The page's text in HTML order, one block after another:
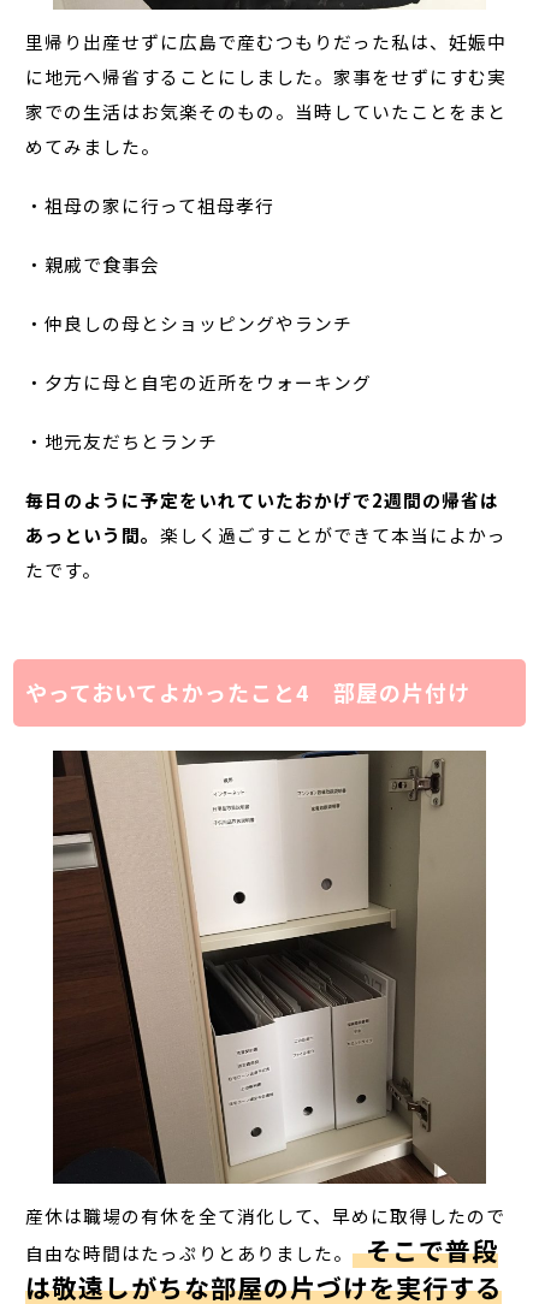
里帰り出産せずに広島で産むつもりだった私は、妊娠中
に地元へ帰省することにしました。家事をせずにすむ実
家での生活はお気楽そのもの。当時していたことをまと
めてみました。
・祖母の家に行って祖母孝行
・親戚で食事会
・仲良しの母とショッピングやランチ
・夕方に母と自宅の近所をウォーキング
・地元友だちとランチ
毎日のように予定をいれていたおかげで2週間の帰省は
あっという間。楽しく過ごすことができて本当によかっ
たです。
やっておいてよかったこと4 部屋の片付け
産休は職場の有休を全て消化して、早めに取得したので
自由な時間はたっぷりとありました。 そこで普段
は敬遠しがちな部屋の片づけを実行する